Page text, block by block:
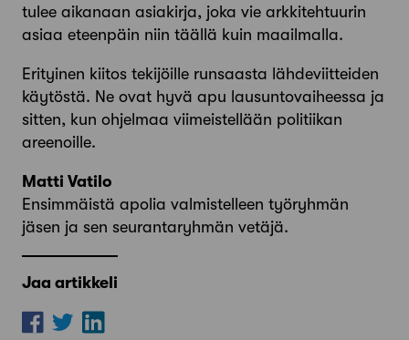
tulee aikanaan asiakirja, joka vie arkkitehtuurin
asiaa eteenpäin niin täällä kuin maailmalla.
Erityinen kiitos tekijöille runsaasta lähdeviitteiden
käytöstä. Ne ovat hyvä apu lausuntovaiheessa ja
sitten, kun ohjelmaa viimeistellään politiikan
areenoille.
Matti Vatilo
Ensimmäistä apolia valmistelleen työryhmän
jäsen ja sen seurantaryhmän vetäjä.
Jaa artikkeli